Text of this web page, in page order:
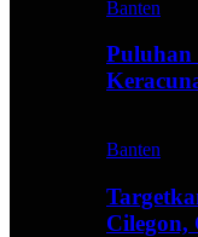
Banten
Puluhan
Banten
Cilegon,